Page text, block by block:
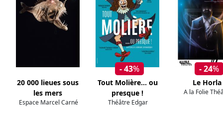
20 000 lieues sous
les mers
Espace Marcel Carné
- 43%
Tout Molière... ou
presque !
Théâtre Edgar
- 24%
Le Horla
A la Folie